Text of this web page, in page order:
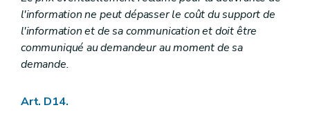
l'information ne peut dépasser le coût du support de
l'information et de sa communication et doit être
communiqué au demandeur au moment de sa
demande.
Art. D14.